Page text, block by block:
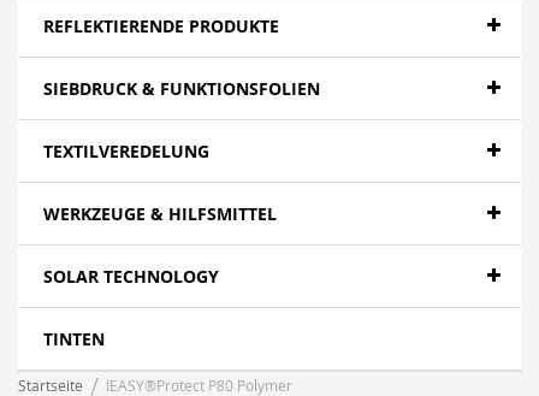
REFLEKTIERENDE PRODUKTE
SIEBDRUCK & FUNKTIONSFOLIEN
TEXTILVEREDELUNG
WERKZEUGE & HILFSMITTEL
SOLAR TECHNOLOGY
TINTEN
Startseite IEASY®Protect P80 Polymer